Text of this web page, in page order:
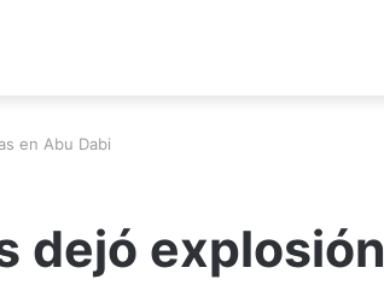
en Abu Dabi
dejó explosión